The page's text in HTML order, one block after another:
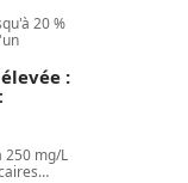
20 %
:
250 mg/L
…